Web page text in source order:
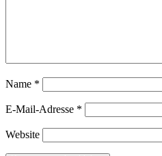
Name *
E-Mail-Adresse *
Website